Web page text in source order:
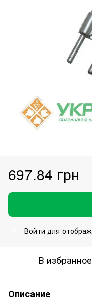
697.84 грн
Войти для
В избранное
Описание